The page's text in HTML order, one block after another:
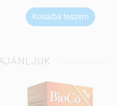
Kosárba teszem